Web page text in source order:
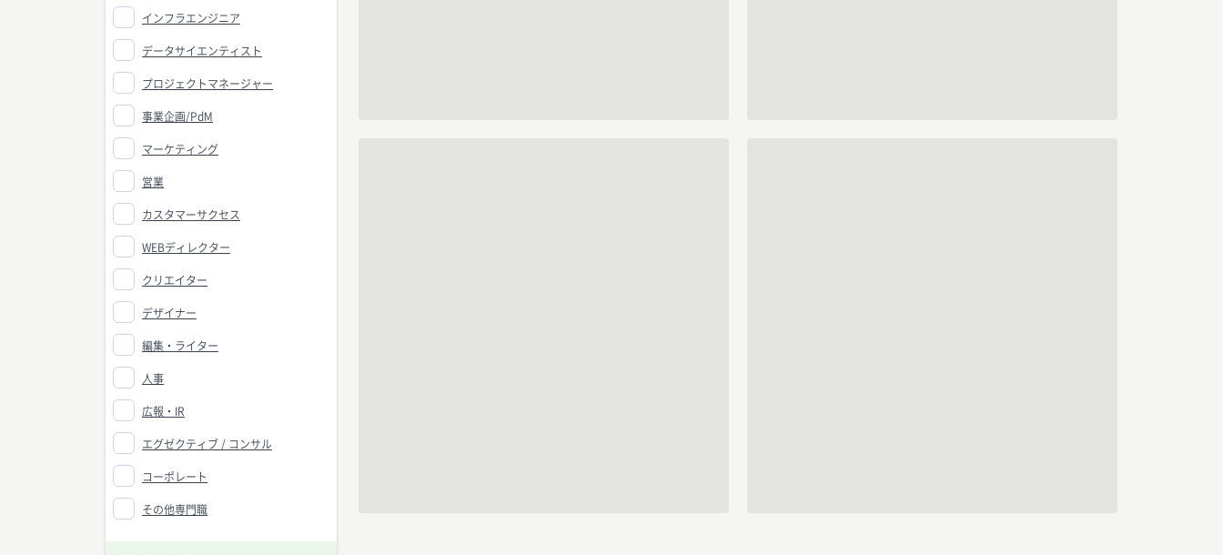
インフラエンジニア
データサイエンティスト
プロジェクトマネージャー
事業企画/PdM
マーケティング
営業
カスタマーサクセス
WEBディレクター
クリエイター
デザイナー
編集・ライター
人事
広報・IR
エグゼクティブ / コンサル
コーポレート
その他専門職